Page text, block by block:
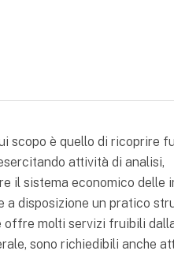
scopo è quello di ricoprire
attività di analisi,
il sistema economico delle
a disposizione un pratico
offre molti servizi fruibili
sono richiedibili anche